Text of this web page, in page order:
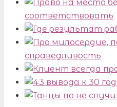
соответствовать
справедливость